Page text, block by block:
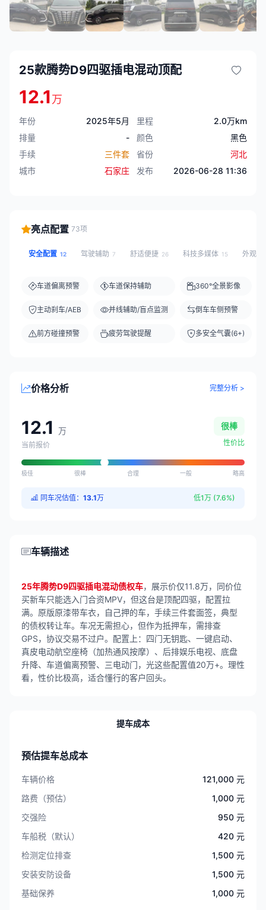
25款腾势D9四驱插电混动顶配
12.1万
年份 2025年5月 里程
2.0万km
排量
- 颜色
黑色
手续
三件套 省份
河北
城市
石家庄 发布 2026-06-28 11:36
亮点配置 73项
安全配置 12 驾驶辅助 7 舒适便捷 26 科技多媒体 15 外观
车道偏离预警
主动刹车/AEB
前方碰撞预警
车道保持辅助
并线辅助/盲点监测
疲劳驾驶提醒
360°全景影像
倒车车侧预警
多安全气囊(6+)
价格分析 完整分析 >
12.1 万
当前报价
很棒
性价比
极佳 很棒 合理 一般 略高
同车况估值： 13.1万 低1万 (7.6%)
车辆描述
25年腾势D9四驱插电混动债权车，展示价仅11.8万，同价位
买新车只能选入门合资MPV，但这台是顶配四驱，配置拉
满。原版原漆带车衣，自己押的车，手续三件套面签，典型
的债权转让车。车况无需担心，但作为抵押车，需排查
GPS，协议交易不过户。配置上：四门无钥匙、一键启动、
真皮电动航空座椅（加热通风按摩）、后排娱乐电视、底盘
升降、车道偏离预警、三电动门，光这些配置值20万+。理性
看，性价比极高，适合懂行的客户回头。
提车成本
预估提车总成本
车辆价格
121,000 元
路费（预估）
1,000 元
交强险
950 元
车船税（默认）
420 元
检测定位排查
1,500 元
安装安防设备
1,500 元
基础保养
1,000 元